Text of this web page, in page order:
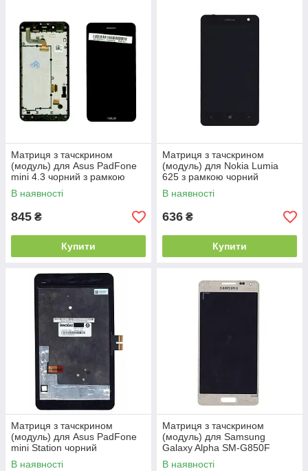
Матриця з тачскрином
(модуль) для Asus PadFone
mini 4.3 чорний з рамкою
В наявності
845 ₴
Купити
Матриця з тачскрином
(модуль) для Nokia Lumia
625 з рамкою чорний
В наявності
636 ₴
Купити
Матриця з тачскрином
(модуль) для Asus PadFone
mini Station чорний
В наявності
Матриця з тачскрином
(модуль) для Samsung
Galaxy Alpha SM-G850F
золотистий
В наявності